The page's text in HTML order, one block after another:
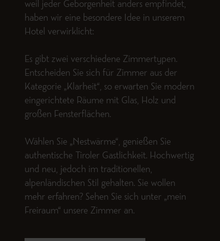
weil jeder Geborgenheit anders empfindet,
haben wir eine besondere Idee in unserem
Hotel verwirklicht:
Es gibt zwei verschiedene Zimmertypen.
Entscheiden Sie sich für Zimmer aus der
Kategorie „Klarheit“, so erwarten Sie modern
eingerichtete Räume mit Glas, Holz und
großen Fensterflächen.
Wählen Sie „Nestwärme“, genießen Sie
authentische Tiroler Gastlichkeit. Hochwertig
und neu, jedoch im traditionellen,
alpenländischen Stil gehalten. Sie wollen
mehr erfahren? Sehen Sie sich unter „mein
Freiraum“ unsere Zimmer an.